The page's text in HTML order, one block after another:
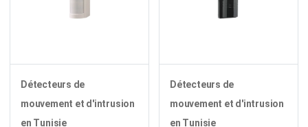
Détecteurs de
mouvement et d'intrusion
en Tunisie
Détecteurs de
mouvement et d'intrusion
en Tunisie